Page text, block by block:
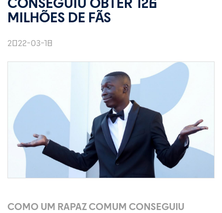
MILHÕES DE FÃS
2022-03-18
COMO UM RAPAZ COMUM CONSEGUIU